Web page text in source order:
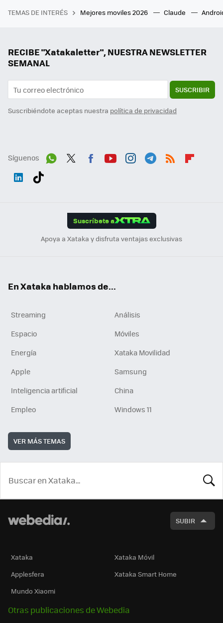
TEMAS DE INTERÉS Mejores moviles 2026 Claude
RECIBE "Xatakaletter", NUESTRA NEWSLETTER
SEMANAL
SUSCRIBIR
Suscribiéndote aceptas nuestra política de privacidad
Síguenos
Suscríbete a
Apoya a Xataka y disfruta ventajas exclusivas
En Xataka hablamos de...
Streaming
Análisis
Espacio
Móviles
Energía
Xataka Movilidad
Apple
Samsung
Inteligencia artificial
China
Empleo
Windows 11
VER MÁS TEMAS
SUBIR
Xataka
Xataka Móvil
Applesfera
Xataka Smart Home
Mundo Xiaomi
Otras publicaciones de Webedia